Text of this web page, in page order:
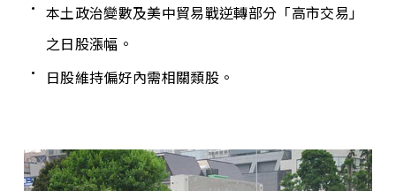
本土政治變數及美中貿易戰逆轉部分「高市交易」
之日股漲幅。
日股維持偏好內需相關類股。